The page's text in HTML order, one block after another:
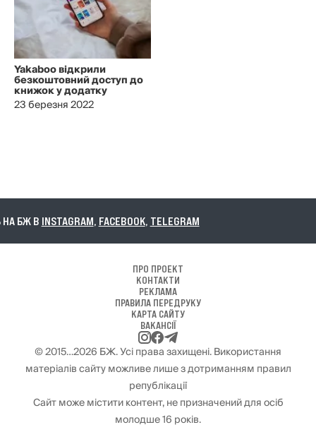
Yakaboo відкрили
безкоштовний доступ до
книжок у додатку
23 березня 2022
БЖ ВINSTAGRAM,FACEBOOK,TELEGRAM
ПРО ПРОЕКТ
КОНТАКТИ
РЕКЛАМА
ПРАВИЛА ПЕРЕДРУКУ
КАРТА САЙТУ
ВАКАНСІЇ
© 2015…2026 БЖ. Усі права захищені. Використання
матеріалів сайту можливе лише з дотриманням правил
републікації
Сайт може містити контент, не призначений для осіб
молодше 16 років.